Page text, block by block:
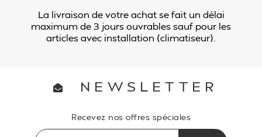
La livraison de votre achat se fait un délai
maximum de 3 jours ouvrables sauf pour les
articles avec installation (climatiseur).
NEWSLETTER
Recevez nos offres spéciales